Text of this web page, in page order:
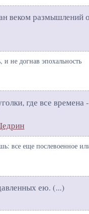
веком размышлений
не догнав эпохальность
где все времена -
все еще послевоенное
ею. (...)